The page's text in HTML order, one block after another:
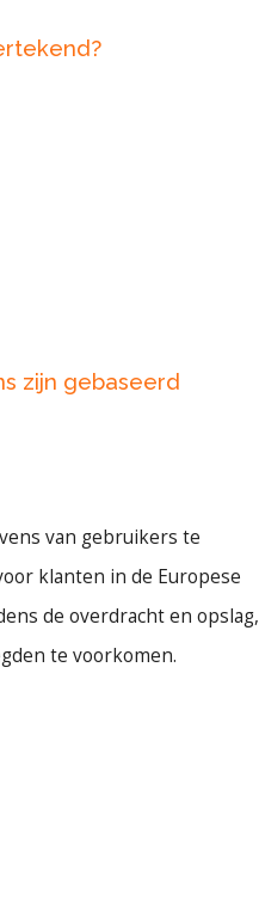
zijn gebaseerd
van gebruikers te
klanten in de Europese
de overdracht en opslag,
te voorkomen.